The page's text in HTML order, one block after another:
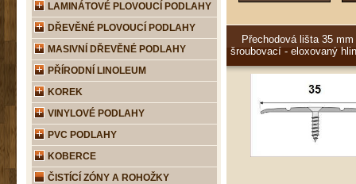
Přechodová lišta 35 mm
šroubovací - eloxovaný
LAMINÁTOVÉ PLOVOUCÍ PODLAHY
DŘEVĚNÉ PLOVOUCÍ PODLAHY
MASIVNÍ DŘEVĚNÉ PODLAHY
PŘÍRODNÍ LINOLEUM
KOREK
VINYLOVÉ PODLAHY
PVC PODLAHY
KOBERCE
ČISTÍCÍ ZÓNY A ROHOŽKY